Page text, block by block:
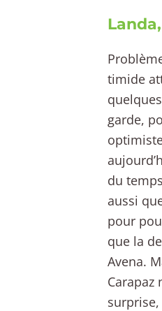
timide
garde,
du
aussi
pour
que la
Avena.
Carapaz